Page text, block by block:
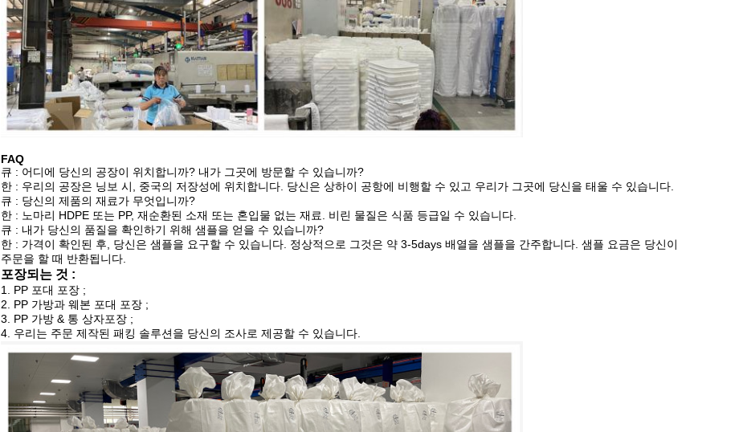
FAQ
큐 : 어디에 당신의 공장이 위치합니까? 내가 그곳에 방문할 수 있습니까?
한 : 우리의 공장은 닝보 시, 중국의 저장성에 위치합니다. 당신은 상하이 공항에 비행할 수 있고 우리가 그곳에 당신을 태울 수 있습니다.
큐 : 당신의 제품의 재료가 무엇입니까?
한 : 노마리 HDPE 또는 PP, 재순환된 소재 또는 혼입물 없는 재료. 비린 물질은 식품 등급일 수 있습니다.
큐 : 내가 당신의 품질을 확인하기 위해 샘플을 얻을 수 있습니까?
한 : 가격이 확인된 후, 당신은 샘플을 요구할 수 있습니다. 정상적으로 그것은 약 3-5days 배열을 샘플을 간주합니다. 샘플 요금은 당신이
주문을 할 때 반환됩니다.
포장되는 것 :
1. PP 포대 포장 ;
2. PP 가방과 웨본 포대 포장 ;
3. PP 가방 & 통 상자포장 ;
4. 우리는 주문 제작된 패킹 솔루션을 당신의 조사로 제공할 수 있습니다.